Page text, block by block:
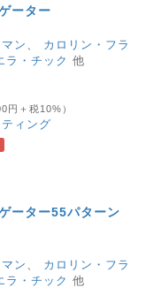
ーター
ン
カロリン・フラ
ラ・チック 他
円＋税10%）
ィング
ーター55パターン
ン
カロリン・フラ
ラ・チック 他